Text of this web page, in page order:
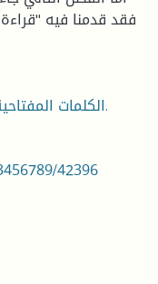
فقد قدمنا فيه
الكلمات المفتاحية: التناص، الحوارية، الرواية، ريح يوسف.
42396